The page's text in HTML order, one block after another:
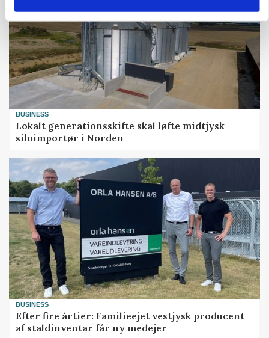
BUSINESS
Lokalt generationsskifte skal løfte midtjysk
siloimportør i Norden
BUSINESS
Efter fire årtier: Familieejet vestjysk producent
af staldinventar får ny medejer